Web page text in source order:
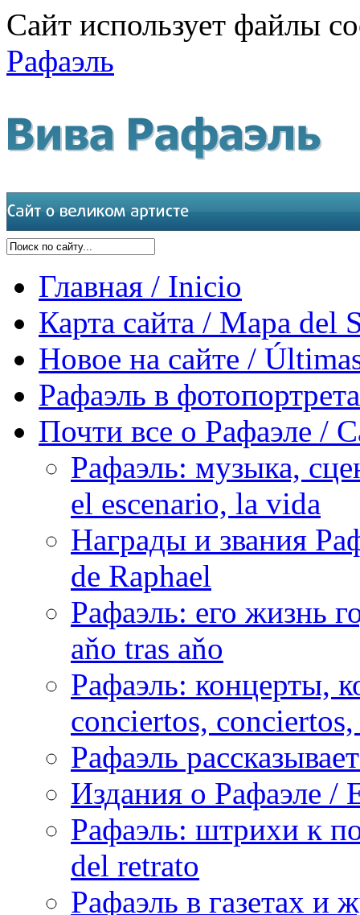
Сайт использует файлы
Рафаэль
Главная / Inicio
Карта сайта / Mapa del
Новое на сайте /
Рафаэль в
Почти все о Рафаэле /
Рафаэль: музыка,
el escenario, la vida
Награды и звания
de Raphael
Рафаэль: его жизнь
aňo tras aňo
Рафаэль: концерты,
conciertos,
Рафаэль
Издания о Рафаэле /
Рафаэль: штрихи к
del retrato
Рафаэль в газетах и